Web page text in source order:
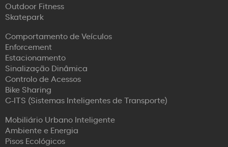
Outdoor Fitness
Skatepark
Comportamento de Veículos
Enforcement
Estacionamento
Sinalização Dinâmica
Controlo de Acessos
Bike Sharing
C-ITS (Sistemas Inteligentes de Transporte)
Mobiliário Urbano Inteligente
Ambiente e Energia
Pisos Ecológicos